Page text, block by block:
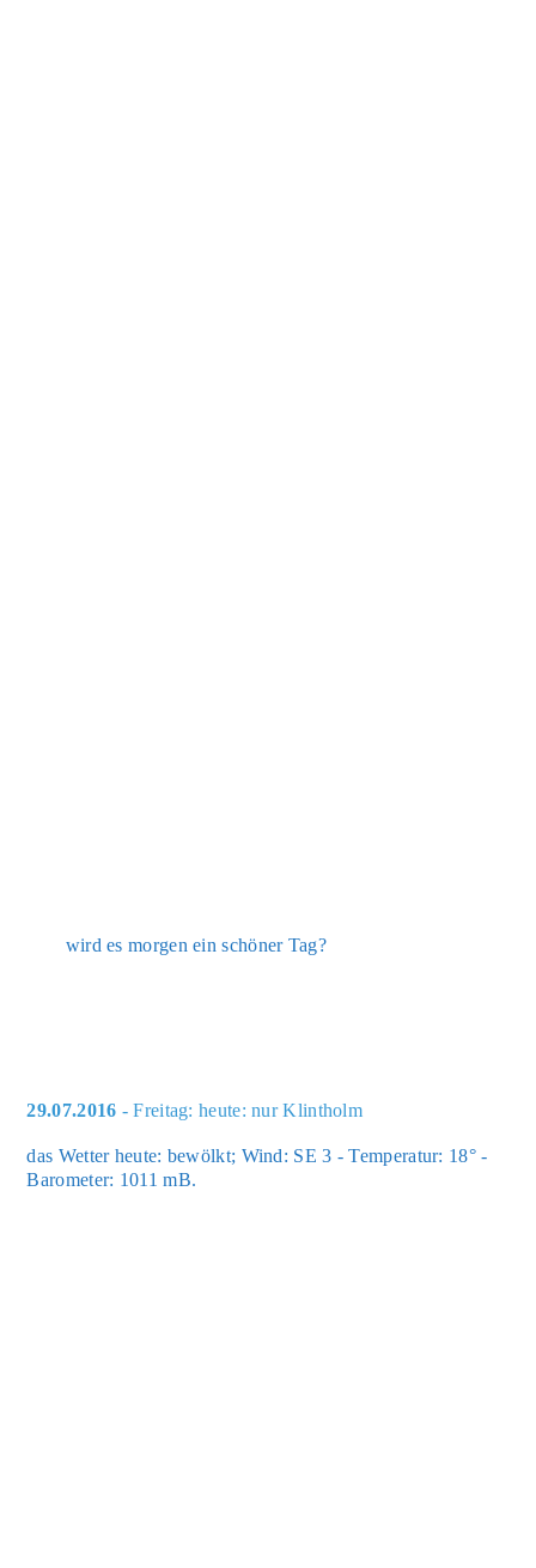
wird es mor­gen ein schö­ner Tag?
29.07.2016 - Freitag: heute: nur Klintholm
das Wet­ter heu­te: bewölkt; Wind: SE 3 - Tem­pe­ra­tur: 18° -
Baro­me­ter: 1011 mB.